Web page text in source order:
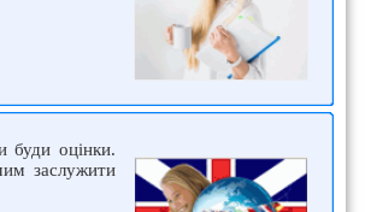
буди оцінки.
заслужити